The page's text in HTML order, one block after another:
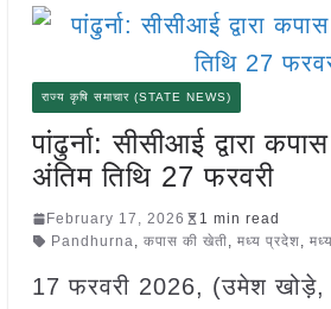
राज्य कृषि समाचार (STATE NEWS)
पांढुर्ना: सीसीआई द्वारा
अंतिम तिथि 27 फरवरी
February 17, 2026
1 min read
Pandhurna, कपास की खेती, मध्य प्रदेश,
17 फरवरी 2026, (उमेश